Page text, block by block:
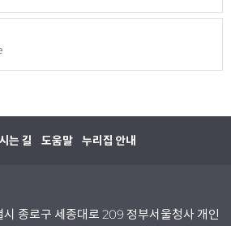
는 길 도움말 누리집 안내
종로구 세종대로 209 정부서울청사 개인